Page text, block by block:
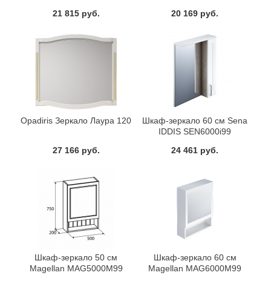
21 815 руб.
см)
20 169 руб.
Opadiris Зеркало Лаура 120
27 166 руб.
Шкаф-зеркало 60 см Sena
IDDIS SEN6000i99
24 461 руб.
Шкаф-зеркало 50 см
Magellan MAG5000M99
Шкаф-зеркало 60 см
Magellan MAG6000M99